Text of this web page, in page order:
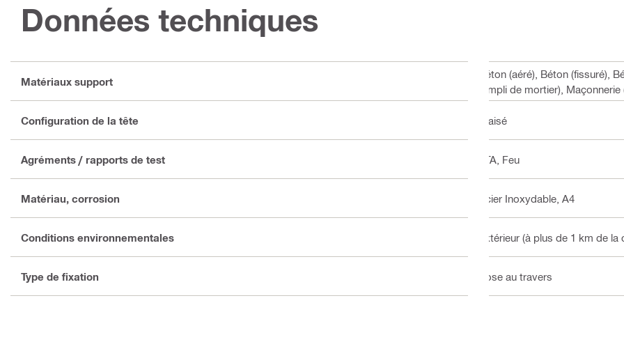
Données techniques
Matériaux support
Béton (aéré), Béton (fissuré),
rempli de mortier),
Configuration de la tête Fraisé
Agréments / rapports de test ETA, Feu
Matériau, corrosion Acier Inoxydable, A4
Conditions environnementales Extérieur (à plus de 1 km de
Type de fixation Pose au travers